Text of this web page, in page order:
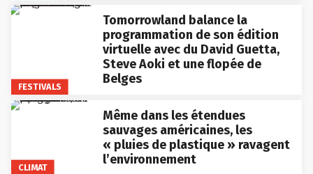
FESTIVALS
Tomorrowland balance la
programmation de son édition
virtuelle avec du David Guetta,
Steve Aoki et une flopée de
Belges
CLIMAT
Même dans les étendues
sauvages américaines, les
« pluies de plastique » ravagent
l’environnement